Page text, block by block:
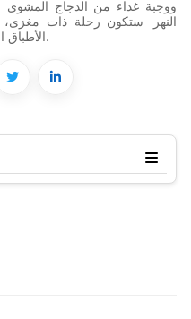
النهر. ستكون رحلة ذات مغزى،
الأطباق الشهية على سفوح جبال منطقة التعدين.